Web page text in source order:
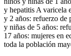
y hepatitis A varicela
y 2 años: refuerzo
y niñas de 5 años:
17 años: mujeres en
toda la población